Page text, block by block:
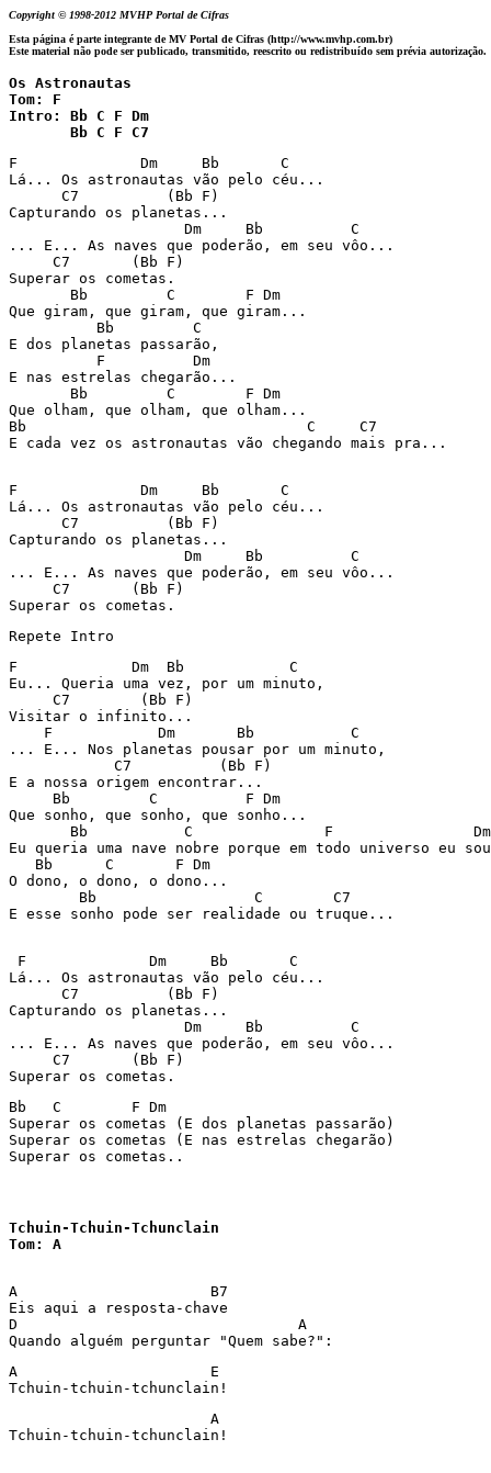
Copyright © 1998-2012 MVHP Portal de Cifras
Esta página é parte integrante de MV Portal de Cifras (http://www.mvhp.com.br)
Este material não pode ser publicado, transmitido, reescrito ou redistribuído sem prévia autorização.
Os Astronautas
Tom: F
Intro: Bb C F Dm
       Bb C F C7
F              Dm     Bb       C
Lá... Os astronautas vão pelo céu...
      C7          (Bb F)
Capturando os planetas...
                    Dm     Bb          C
... E... As naves que poderão, em seu vôo...
     C7       (Bb F)
Superar os cometas.
       Bb         C        F Dm
Que giram, que giram, que giram...
          Bb         C
E dos planetas passarão,
          F          Dm
E nas estrelas chegarão...
       Bb         C        F Dm
Que olham, que olham, que olham...
Bb                                C     C7
E cada vez os astronautas vão chegando mais pra...
F              Dm     Bb       C
Lá... Os astronautas vão pelo céu...
      C7          (Bb F)
Capturando os planetas...
                    Dm     Bb          C
... E... As naves que poderão, em seu vôo...
     C7       (Bb F)
Superar os cometas.
Repete Intro
F             Dm  Bb            C
Eu... Queria uma vez, por um minuto,
     C7        (Bb F)
Visitar o infinito...
    F            Dm       Bb           C
... E... Nos planetas pousar por um minuto,
            C7          (Bb F)
E a nossa origem encontrar...
     Bb         C          F Dm
Que sonho, que sonho, que sonho...
       Bb           C               F                Dm
Eu queria uma nave nobre porque em todo universo eu
   Bb      C       F Dm
O dono, o dono, o dono...
        Bb                  C        C7
E esse sonho pode ser realidade ou truque...
F              Dm     Bb       C
Lá... Os astronautas vão pelo céu...
      C7          (Bb F)
Capturando os planetas...
                    Dm     Bb          C
... E... As naves que poderão, em seu vôo...
     C7       (Bb F)
Superar os cometas.
Bb   C        F Dm
Superar os cometas (E dos planetas passarão)
Superar os cometas (E nas estrelas chegarão)
Superar os cometas..
Tchuin-Tchuin-Tchunclain
Tom: A
A                      B7
Eis aqui a resposta-chave
D                                A
Quando alguém perguntar "Quem sabe?":
A                      E
                       A
Tchuin-tchuin-tchunclain!